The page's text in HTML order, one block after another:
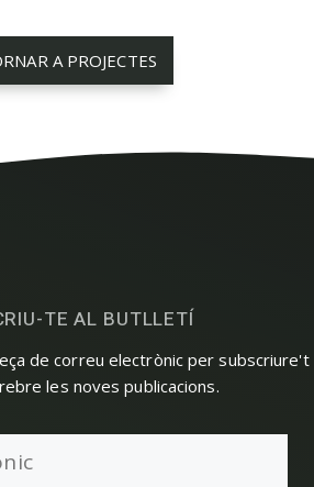
A PROJECTES
TE AL BUTLLETÍ
de correu electrònic per subscriure't
les noves publicacions.